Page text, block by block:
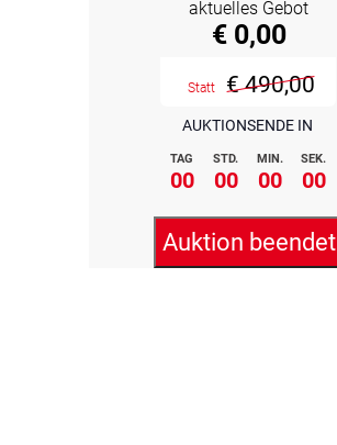
AUKTIONSENDE IN
TAG STD. MIN. SEK.
00 00 00 00
aktuelles Gebot
€ 0,00
Statt € 490,00
Auktion beendet